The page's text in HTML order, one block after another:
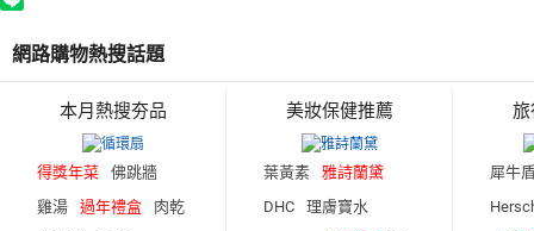
網路購物熱搜話題
本月熱搜夯品
得獎年菜
佛跳牆
雞湯
過年禮盒
肉乾
美妝保健推薦
葉黃素
雅詩蘭黛
DHC
理膚寶水
旅
犀牛